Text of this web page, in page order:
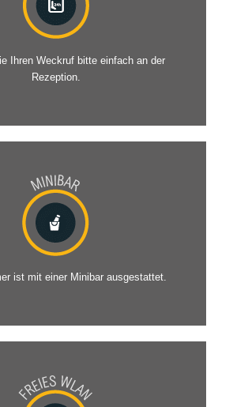
Ihren Weckruf bitte einfach an der
Rezeption.
ist mit einer Minibar ausgestattet.